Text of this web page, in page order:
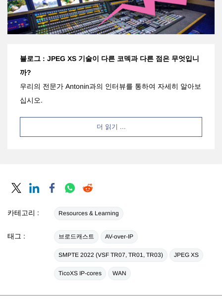
블로그 : JPEG XS 기술이 다른 코덱과 다른 점은 무엇입니
까?
우리의 전문가 Antonin과의 인터뷰를 통하여 자세히 알아보
십시오.
더 읽기 ...
카테고리 : Resources & Learning
태그 : 브로드캐스트 AV-over-IP
SMPTE 2022 (VSF TR07, TR01, TR03) JPEG XS
TicoXS IP-cores WAN